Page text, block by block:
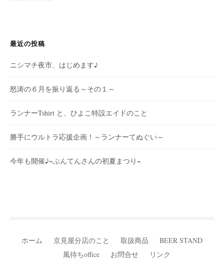
最近の投稿
ニシマチ夜市、はじめます♪
怒涛の６月を振り返る～その１～
ランナーTshirt と、ひよこ特設エイドのこと
勝手にウルトラ応援企画！～ランナーてぬぐい～
今年も開催♪~ぶんてんさんの初夏まつり~
ホーム 京見屋分店のこと 取扱商品
BEER STAND
風待ちoffice
お問合せ リンク